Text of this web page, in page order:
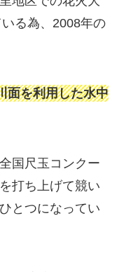
る為、2008年の
面を利用した水中
国尺玉コンクー
打ち上げて競い
とつになってい